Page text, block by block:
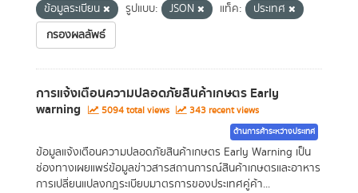
ข้อมูลระเบียน
รูปแบบ: JSON แท็ค:
ประเทศ
กรองผลลัพธ์
การแจ้งเตือนความปลอดภัยสินค้าเกษตร Early
warning 5094 total views 343 recent views
ด้านการค้าระหว่างประเทศ
ข้อมูลแจ้งเตือนความปลอดภัยสินค้าเกษตร Early Warning เป็น
ช่องทางเผยแพร่ข้อมูลข่าวสารสถานการณ์สินค้าเกษตรและอาหาร
การเปลี่ยนแปลงกฎระเบียบมาตรการของประเทศคู่ค้า...